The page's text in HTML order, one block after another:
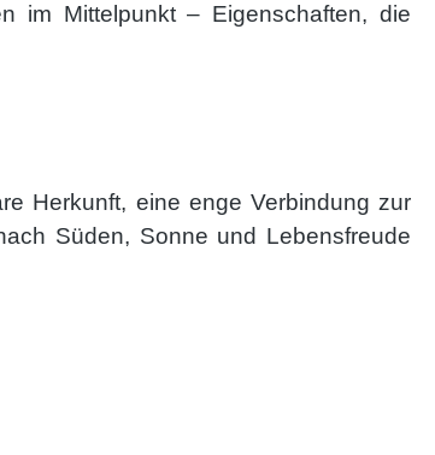
im Mittelpunkt – Eigenschaften, die
Herkunft, eine enge Verbindung zur
Süden, Sonne und Lebensfreude